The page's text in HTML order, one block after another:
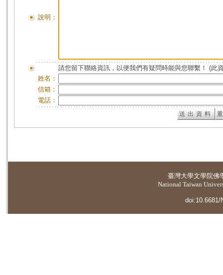
說明：
請您留下聯絡資訊，以便我們有疑問時能與您聯繫！ (此
姓名：
信箱：
電話：
臺灣大學文學院佛
National Taiwan
doi:10.6681/